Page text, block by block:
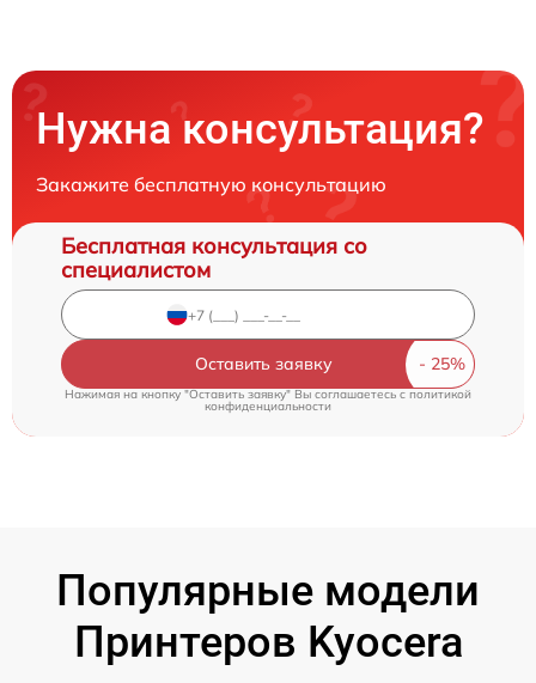
Нужна консультация?
Закажите бесплатную консультацию
Бесплатная консультация со
специалистом
Оставить заявку
Нажимая на кнопку "Оставить заявку" Вы соглашаетесь c политикой
конфиденциальности
Популярные модели
Принтеров Kyocera